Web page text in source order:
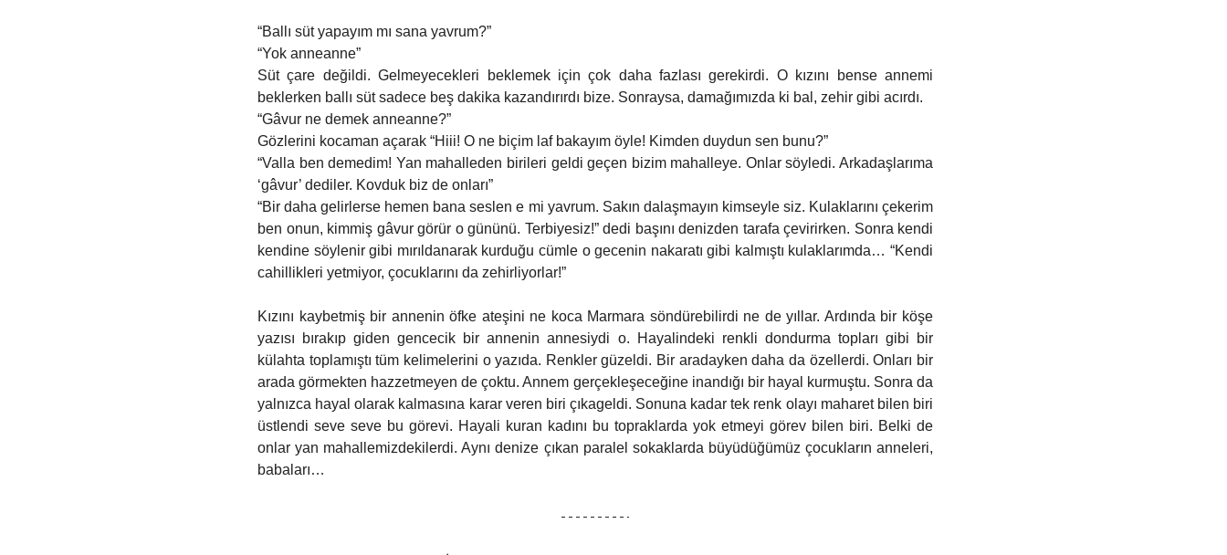
“Ballı süt yapayım mı sana yavrum?”
“Yok anneanne”
Süt çare değildi. Gelmeyecekleri beklemek için çok daha fazlası gerekirdi. O kızını bense annemi
beklerken ballı süt sadece beş dakika kazandırırdı bize. Sonraysa, damağımızda ki bal, zehir gibi acırdı.
“Gâvur ne demek anneanne?”
Gözlerini kocaman açarak “Hiii! O ne biçim laf bakayım öyle! Kimden duydun sen bunu?”
“Valla ben demedim! Yan mahalleden birileri geldi geçen bizim mahalleye. Onlar söyledi. Arkadaşlarıma
‘gâvur’ dediler. Kovduk biz de onları”
“Bir daha gelirlerse hemen bana seslen e mi yavrum. Sakın dalaşmayın kimseyle siz. Kulaklarını çekerim
ben onun, kimmiş gâvur görür o gününü. Terbiyesiz!” dedi başını denizden tarafa çevirirken. Sonra kendi
kendine söylenir gibi mırıldanarak kurduğu cümle o gecenin nakaratı gibi kalmıştı kulaklarımda… “Kendi
cahillikleri yetmiyor, çocuklarını da zehirliyorlar!”
Kızını kaybetmiş bir annenin öfke ateşini ne koca Marmara söndürebilirdi ne de yıllar. Ardında bir köşe
yazısı bırakıp giden gencecik bir annenin annesiydi o. Hayalindeki renkli dondurma topları gibi bir
külahta toplamıştı tüm kelimelerini o yazıda. Renkler güzeldi. Bir aradayken daha da özellerdi. Onları bir
arada görmekten hazzetmeyen de çoktu. Annem gerçekleşeceğine inandığı bir hayal kurmuştu. Sonra da
yalnızca hayal olarak kalmasına karar veren biri çıkageldi. Sonuna kadar tek renk olayı maharet bilen biri
üstlendi seve seve bu görevi. Hayali kuran kadını bu topraklarda yok etmeyi görev bilen biri. Belki de
onlar yan mahallemizdekilerdi. Aynı denize çıkan paralel sokaklarda büyüdüğümüz çocukların anneleri,
babaları…